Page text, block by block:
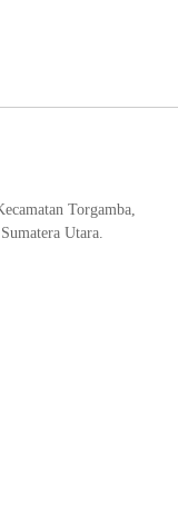
Torgamba,
Utara.